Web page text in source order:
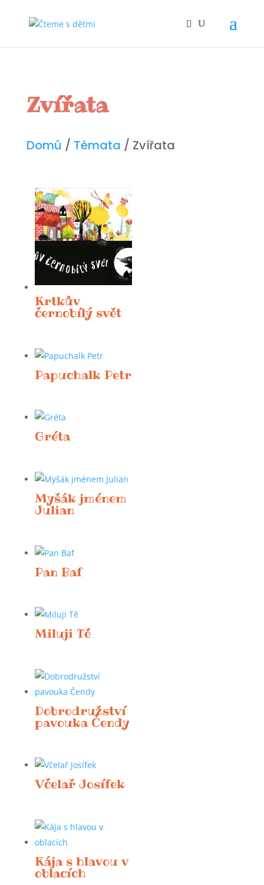
Zvířata
Domů / Témata / Zvířata
Krtkův
černobílý svět
Papuchalk Petr
Gréta
Myšák jménem
Julian
Pan Baf
Miluji Tě
Dobrodružství
pavouka Čendy
Včelař Josífek
Kája s hlavou v
oblacích